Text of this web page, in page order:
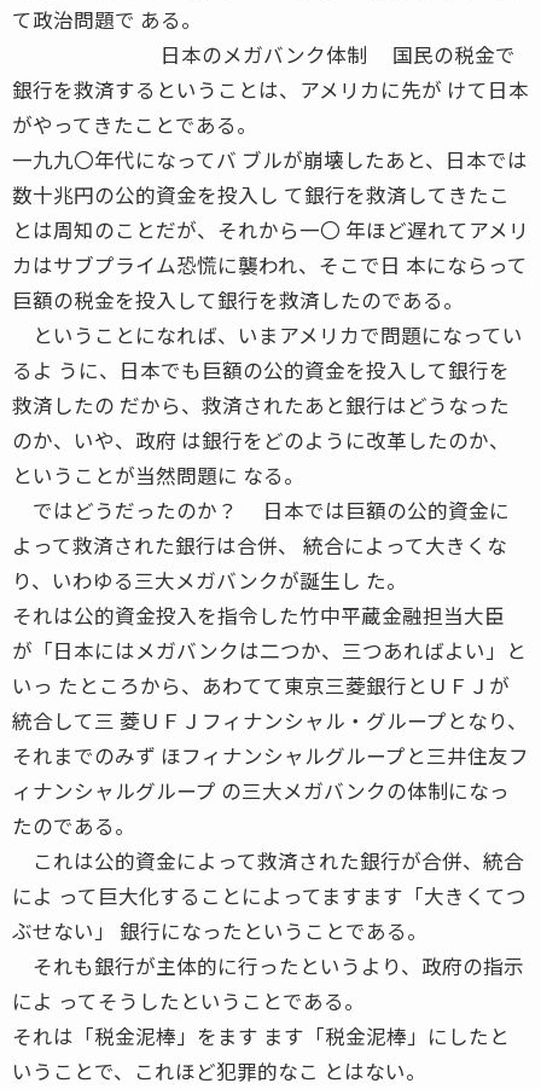
て政治問題で ある。
日本のメガバンク体制 国民の税金で
銀行を救済するということは、アメリカに先が けて日本
がやってきたことである。
一九九〇年代になってバ ブルが崩壊したあと、日本では
数十兆円の公的資金を投入し て銀行を救済してきたこ
とは周知のことだが、それから一〇 年ほど遅れてアメリ
カはサブプライム恐慌に襲われ、そこで日 本にならって
巨額の税金を投入して銀行を救済したのである。
ということになれば、いまアメリカで問題になってい
るよ うに、日本でも巨額の公的資金を投入して銀行を
救済したの だから、救済されたあと銀行はどうなった
のか、いや、政府 は銀行をどのように改革したのか、
ということが当然問題に なる。
ではどうだったのか？ 日本では巨額の公的資金に
よって救済された銀行は合併、 統合によって大きくな
り、いわゆる三大メガバンクが誕生し た。
それは公的資金投入を指令した竹中平蔵金融担当大臣
が「日本にはメガバンクは二つか、三つあればよい」と
いっ たところから、あわてて東京三菱銀行とＵＦＪが
統合して三 菱ＵＦＪフィナンシャル・グループとなり、
それまでのみず ほフィナンシャルグループと三井住友フ
ィナンシャルグループ の三大メガバンクの体制になっ
たのである。
これは公的資金によって救済された銀行が合併、統合
によ って巨大化することによってますます「大きくてつ
ぶせない」 銀行になったということである。
それも銀行が主体的に行ったというより、政府の指示
によ ってそうしたということである。
それは「税金泥棒」をます ます「税金泥棒」にしたと
いうことで、これほど犯罪的なこ とはない。